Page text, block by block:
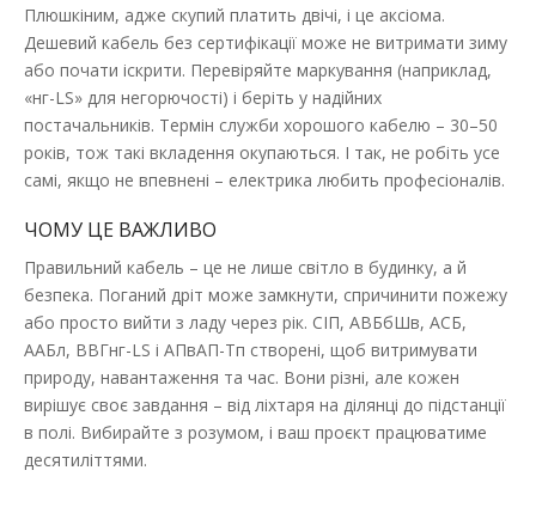
Плюшкіним, адже скупий платить двічі, і це аксіома.
Дешевий кабель без сертифікації може не витримати зиму
або почати іскрити. Перевіряйте маркування (наприклад,
«нг-LS» для негорючості) і беріть у надійних
постачальників. Термін служби хорошого кабелю – 30–50
років, тож такі вкладення окупаються. І так, не робіть усе
самі, якщо не впевнені – електрика любить професіоналів.
ЧОМУ ЦЕ ВАЖЛИВО
Правильний кабель – це не лише світло в будинку, а й
безпека. Поганий дріт може замкнути, спричинити пожежу
або просто вийти з ладу через рік. СІП, АВБбШв, АСБ,
ААБл, ВВГнг-LS і АПвАП-Тп створені, щоб витримувати
природу, навантаження та час. Вони різні, але кожен
вирішує своє завдання – від ліхтаря на ділянці до підстанції
в полі. Вибирайте з розумом, і ваш проєкт працюватиме
десятиліттями.